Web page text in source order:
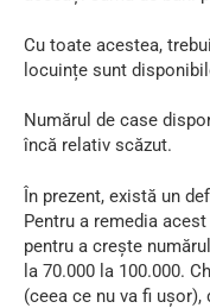
Cu toate acestea,
locuințe sunt
Numărul de case
încă relativ scăzut.
În prezent, există un
Pentru a remedia
pentru a crește
la 70.000 la 100.000.
(ceea ce nu va fi